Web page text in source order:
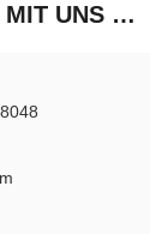
TRETEN SIE MIT UNS IN VERBINDUNG